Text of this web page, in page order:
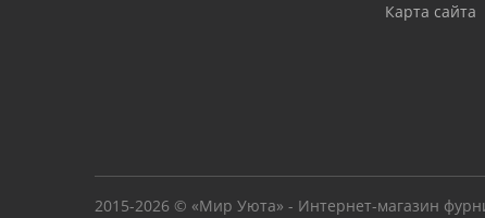
Карта сайта
2015-2026 © «Мир Уюта» - Интернет-магазин